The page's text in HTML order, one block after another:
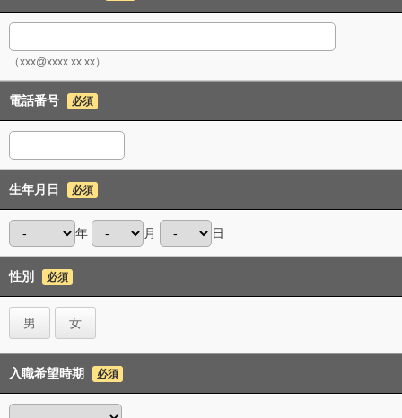
（xxx@xxxx.xx.xx）
電話番号 必須
生年月日 必須
年 月 日
性別 必須
男 女
入職希望時期 必須